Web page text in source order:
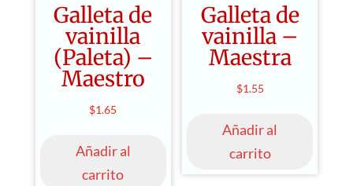
Galleta de
vainilla
(Paleta) –
Maestro
$1.65
Añadir al
carrito
Galleta de
vainilla –
Maestra
$1.55
Añadir al
carrito